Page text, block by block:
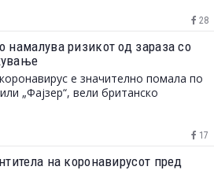
28
ризикот од зараза со
е значително помала по
„Фајзер“, вели британско
17
на коронавирусот пред